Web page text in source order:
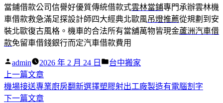
當鋪借款公司信譽好優質傳統借款式雲林當鋪專門承辦雲林機
車借款救急滿足探設計師四大經典北歐風吊燈推薦從規劃到安
裝北歐復古風格。機車的合法所有當舖萬物皆現金蘆洲汽車借
款免留車借錢銀行而定汽車借款費用
作
者:
admin 2026 年 2 月 24 日
分
台中搬家
文
章
上一篇文章下
一
篇
機場接送專業廚房翻新選擇塑膠射出工廠製造有電腦割字
下一篇文章下